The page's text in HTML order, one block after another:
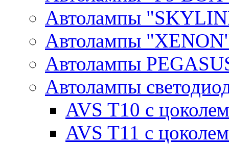
Автолампы
Автолампы
Автолампы
Автолампы
AVS T10 с
AVS T11 с